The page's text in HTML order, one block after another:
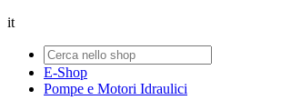
it
E-Shop
Pompe e Motori Idraulici